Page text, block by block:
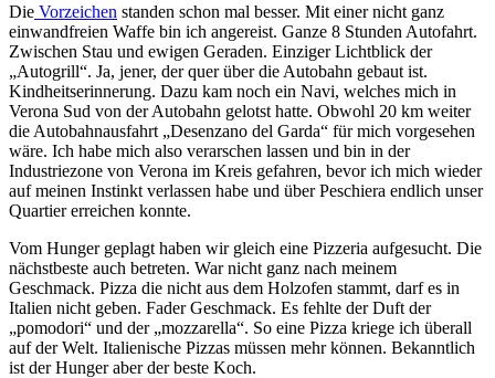
Die Vorzeichen standen schon mal besser. Mit einer nicht ganz
einwandfreien Waffe bin ich angereist. Ganze 8 Stunden Autofahrt.
Zwischen Stau und ewigen Geraden. Einziger Lichtblick der
„Autogrill“. Ja, jener, der quer über die Autobahn gebaut ist.
Kindheitserinnerung. Dazu kam noch ein Navi, welches mich in
Verona Sud von der Autobahn gelotst hatte. Obwohl 20 km weiter
die Autobahnausfahrt „Desenzano del Garda“ für mich vorgesehen
wäre. Ich habe mich also verarschen lassen und bin in der
Industriezone von Verona im Kreis gefahren, bevor ich mich wieder
auf meinen Instinkt verlassen habe und über Peschiera endlich unser
Quartier erreichen konnte.
Vom Hunger geplagt haben wir gleich eine Pizzeria aufgesucht. Die
nächstbeste auch betreten. War nicht ganz nach meinem
Geschmack. Pizza die nicht aus dem Holzofen stammt, darf es in
Italien nicht geben. Fader Geschmack. Es fehlte der Duft der
„pomodori“ und der „mozzarella“. So eine Pizza kriege ich überall
auf der Welt. Italienische Pizzas müssen mehr können. Bekanntlich
ist der Hunger aber der beste Koch.